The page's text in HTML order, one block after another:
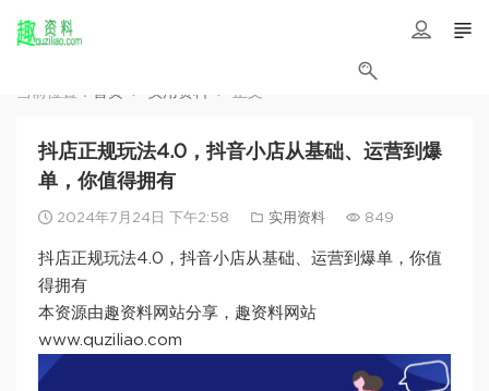
当前位置： 首页 实用资料 正文
抖店正规玩法4.0，抖音小店从基础、运营到爆
单，你值得拥有
2024年7月24日 下午2:58 实用资料 849
抖店正规玩法4.0，抖音小店从基础、运营到爆单，你值
得拥有
本资源由趣资料网站分享，趣资料网站
www.quziliao.com